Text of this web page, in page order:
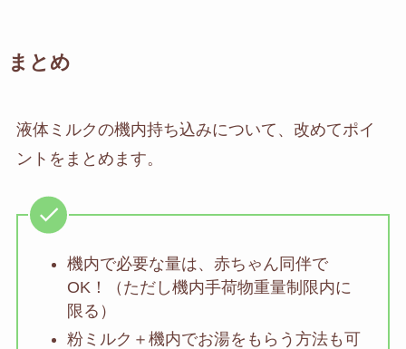
まとめ
液体ミルクの機内持ち込みについて、改めてポイ
ントをまとめます。
機内で必要な量は、赤ちゃん同伴で
OK！（ただし機内手荷物重量制限内に
限る）
粉ミルク＋機内でお湯をもらう方法も可